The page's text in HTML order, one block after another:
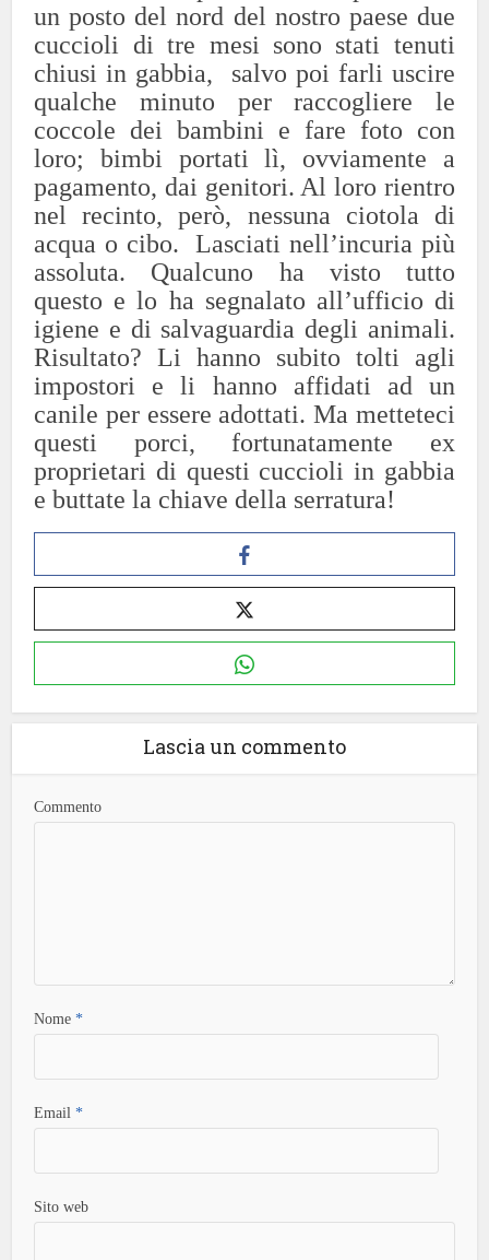
un posto del nord del nostro paese due
cuccioli di tre mesi sono stati tenuti
chiusi in gabbia, salvo poi farli uscire
qualche minuto per raccogliere le
coccole dei bambini e fare foto con
loro; bimbi portati lì, ovviamente a
pagamento, dai genitori. Al loro rientro
nel recinto, però, nessuna ciotola di
acqua o cibo. Lasciati nell’incuria più
assoluta. Qualcuno ha visto tutto
questo e lo ha segnalato all’ufficio di
igiene e di salvaguardia degli animali.
Risultato? Li hanno subito tolti agli
impostori e li hanno affidati ad un
canile per essere adottati. Ma metteteci
questi porci, fortunatamente ex
proprietari di questi cuccioli in gabbia
e buttate la chiave della serratura!
Lascia un commento
Commento
Nome*
Email*
Sito web